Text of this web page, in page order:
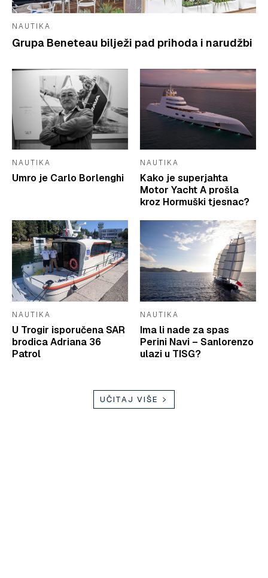
NAUTIKA
Grupa Beneteau bilježi pad prihoda i narudžbi
NAUTIKA
Umro je Carlo Borlenghi
NAUTIKA
Kako je superjahta
Motor Yacht A prošla
kroz Hormuški tjesnac?
NAUTIKA
U Trogir isporučena SAR
brodica Adriana 36
Patrol
NAUTIKA
Ima li nade za spas
Perini Navi – Sanlorenzo
ulazi u TISG?
UČITAJ VIŠE